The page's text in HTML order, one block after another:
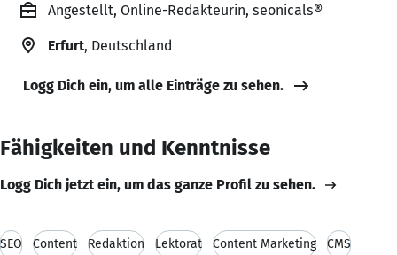
Angestellt, Online-Redakteurin, seonicals®
Erfurt, Deutschland
Logg Dich ein, um alle Einträge zu sehen.
Fähigkeiten und Kenntnisse
Logg Dich jetzt ein, um das ganze Profil zu sehen.
SEO Content Redaktion Lektorat Content Marketing CMS